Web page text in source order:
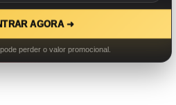
AGORA ➜
perder o valor promocional.